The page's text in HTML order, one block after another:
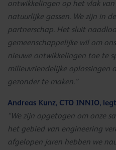
ontwikkelingen op het vlak
natuurlijke gassen. We zijn in
partnerschap. Het sluit
gemeenschappelijke wil om
nieuwe ontwikkelingen toe te
milieuvriendelijke oplossingen
gezonder te maken.”
Andreas Kunz, CTO INNIO,
“We zijn opgetogen om onze
het gebied van engineering
afgelopen jaren hebben we